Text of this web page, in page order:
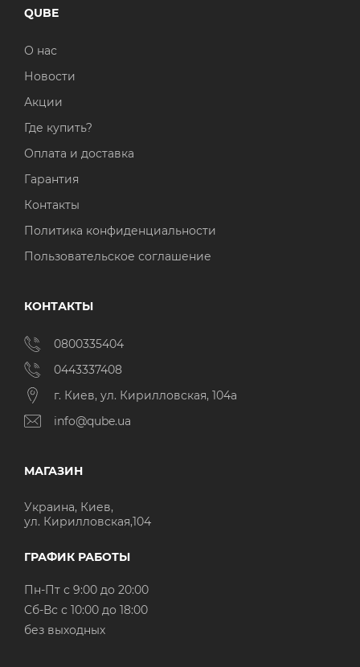
QUBE
О нас
Новости
Акции
Где купить?
Оплата и доставка
Гарантия
Контакты
Политика конфиденциальности
Пользовательское соглашение
КОНТАКТЫ
0800335404
0443337408
г. Киев, ул. Кирилловская, 104а
info@qube.ua
МАГАЗИН
Украина, Киев,
ул. Кирилловская,104
ГРАФИК РАБОТЫ
Пн-Пт с 9:00 до 20:00
Cб-Вс с 10:00 до 18:00
без выходных